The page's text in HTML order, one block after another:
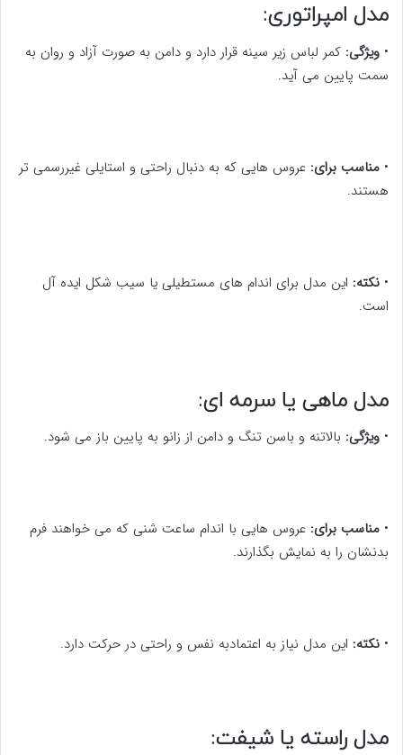
مدل امپراتوری:
• ویژگی: کمر لباس زیر سینه قرار دارد و دامن به صورت آزاد و روان به
سمت پایین می آید.
• مناسب برای: عروس هایی که به دنبال راحتی و استایلی غیررسمی تر
هستند.
• نکته: این مدل برای اندام های مستطیلی یا سیب شکل ایده آل
است.
مدل ماهی یا سرمه ای:
• ویژگی: بالاتنه و باسن تنگ و دامن از زانو به پایین باز می شود.
• مناسب برای: عروس هایی با اندام ساعت شنی که می خواهند فرم
بدنشان را به نمایش بگذارند.
• نکته: این مدل نیاز به اعتمادبه نفس و راحتی در حرکت دارد.
مدل راسته یا شیفت: